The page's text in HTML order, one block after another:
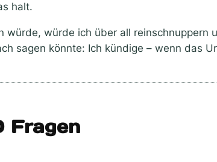
halt.
würde, würde ich über all
sagen könnte: Ich kündige – wenn das
Fragen